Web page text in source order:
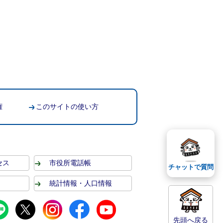
先頭へ戻る
このサイトの使い方
ス 市役所電話帳
統計情報・人口情報
チャットで質問